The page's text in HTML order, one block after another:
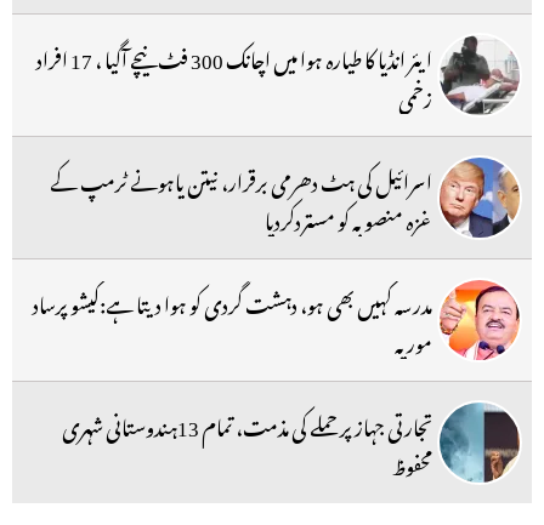
ایئر انڈیا کا طیارہ ہوا میں اچانک 300 فٹ نیچے آگیا ، 17 افراد
زخمی
اسرائیل کی ہٹ دھرمی برقرار، نیتن یاہونے ٹرمپ کے
غزہ منصوبہ کو مستردکردیا
مدرسہ کہیں بھی ہو، دہشت گردی کو ہوا دیتا ہے:کیشو پرساد
موریہ
تجارتی جہاز پر حملے کی مذمت، تمام 13ہندوستانی شہری
محفوظ